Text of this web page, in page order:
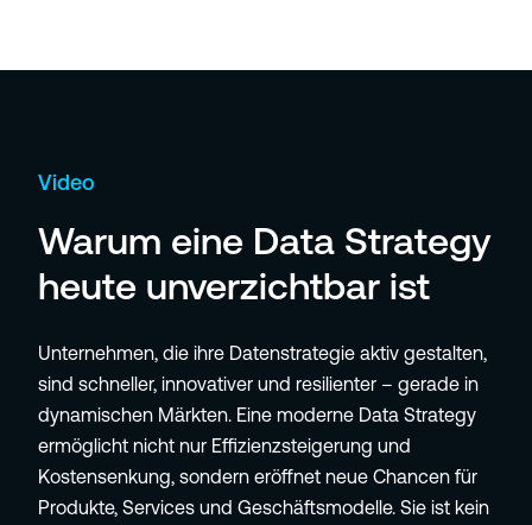
Video
Warum eine Data Strategy
heute unverzichtbar ist
Unternehmen, die ihre Datenstrategie aktiv gestalten,
sind schneller, innovativer und resilienter – gerade in
dynamischen Märkten. Eine moderne Data Strategy
ermöglicht nicht nur Effizienzsteigerung und
Kostensenkung, sondern eröffnet neue Chancen für
Produkte, Services und Geschäftsmodelle. Sie ist kein